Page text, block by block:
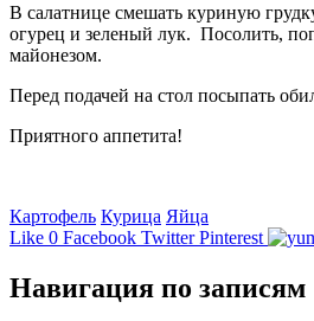
В салатнице смешать куриную
огурец и зеленый лук. Посолить,
майонезом.
Перед подачей на стол посыпать
Приятного аппетита!
Картофель Курица Яйца
Like 0 Facebook Twitter Pinterest
Навигация по записям